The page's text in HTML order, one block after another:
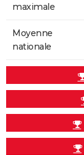
maximale
Moyenne
nationale